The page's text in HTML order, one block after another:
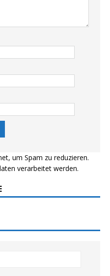
um Spam zu reduzieren.
verarbeitet werden.